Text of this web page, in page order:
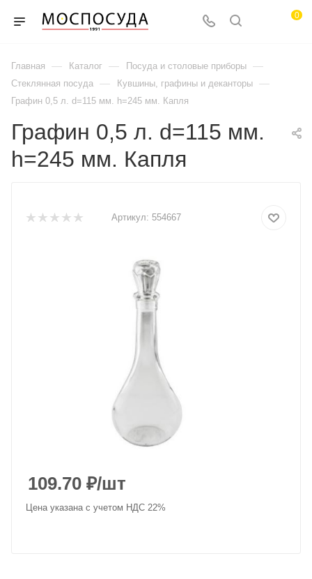
0
Главная — Каталог — Посуда и столовые приборы —
Стеклянная посуда — Кувшины, графины и деканторы —
Графин 0,5 л. d=115 мм. h=245 мм. Капля
Графин 0,5 л. d=115 мм.
h=245 мм. Капля
Артикул: 554667
109.70 ₽/шт
Цена указана с учетом НДС 22%